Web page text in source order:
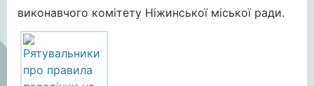
виконавчого комітету Ніжинської міської ради.